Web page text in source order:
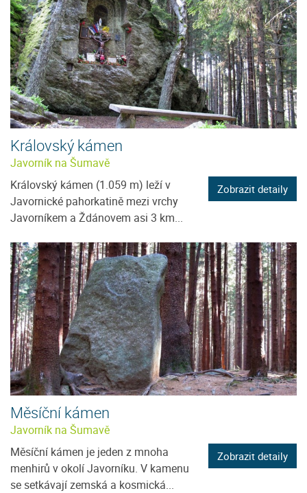
Královský kámen
Javorník na Šumavě
Královský kámen (1.059 m) leží v
Javornické pahorkatině mezi vrchy
Javorníkem a Ždánovem asi 3 km...
Zobrazit detaily
Měsíční kámen
Javorník na Šumavě
Měsíční kámen je jeden z mnoha
menhirů v okolí Javorníku. V kamenu
se setkávají zemská a kosmická...
Zobrazit detaily